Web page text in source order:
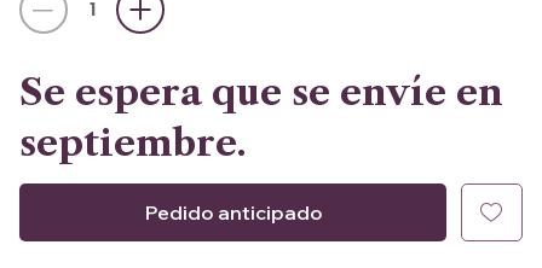
Se espera que se envíe en
septiembre.
Pedido anticipado